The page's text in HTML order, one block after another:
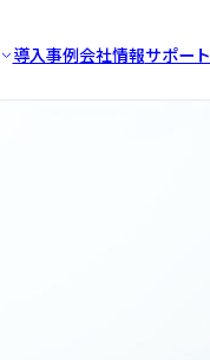
導入事例会社情報サポート